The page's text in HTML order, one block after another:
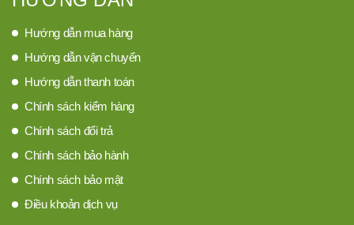
Hướng dẫn mua hàng
Hướng dẫn vận chuyển
Hướng dẫn thanh toán
Chính sách kiểm hàng
Chính sách đổi trả
Chính sách bảo hành
Chính sách bảo mật
Điều khoản dịch vụ